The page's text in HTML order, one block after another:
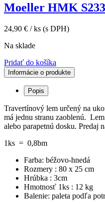
Moeller HMK
24,90 € / ks (s DPH)
Na sklade
Pridať do košíka
Informácie o produkte
Popis
Travertínový lem určený na
má jednu stranu zaoblenú.
alebo parapetnú dosku. Predaj
1ks = 0,8bm
Farba: béžovo-hnedá
Rozmery : 80 x 25 cm
Hrúbka : 3cm
Hmotnosť 1ks : 12 kg
Balenie: paleta podľa